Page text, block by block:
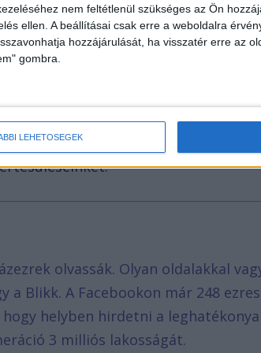
nem feltétlenül szükséges az Ön
ellen. A beállításai csak erre a weboldalra
hozzájárulását, ha visszatér erre az
gombra.
LEHETŐSÉGEK
mert brutálisan
aBlikk
olvassák. Olyan oldalakkal
a Blikk. A Facebookon már 248
helyben hirdetni a
3 milliós lakosságát.